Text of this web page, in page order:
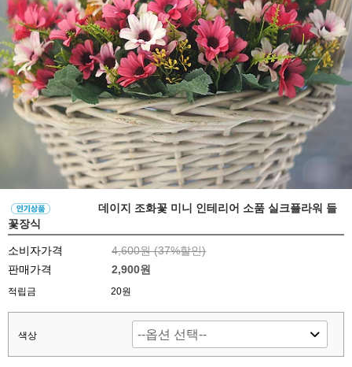
데이지 조화꽃 미니 인테리어 소품 실크플라워 들
꽃장식
소비자가격 4,600원 (37%할인)
판매가격
2,900원
적립금 20원
색상